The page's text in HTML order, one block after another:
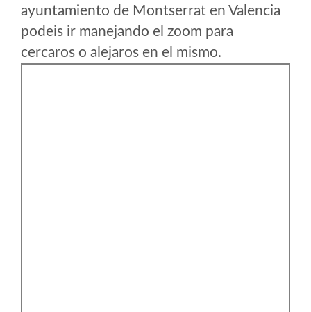
ayuntamiento de Montserrat en Valencia
podeis ir manejando el zoom para
cercaros o alejaros en el mismo.